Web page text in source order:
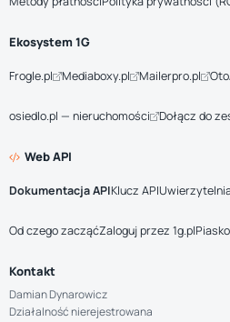
Ekosystem 1G
Frogle.pl Mediaboxy.pl Mailerpro.pl
osiedlo.pl — nieruchomości Dołącz do
Web API
Dokumentacja APIKlucz API
Od czego zacząćZaloguj przez 1g.pl
Kontakt
Damian Dynarowicz
Działalność nierejestrowana